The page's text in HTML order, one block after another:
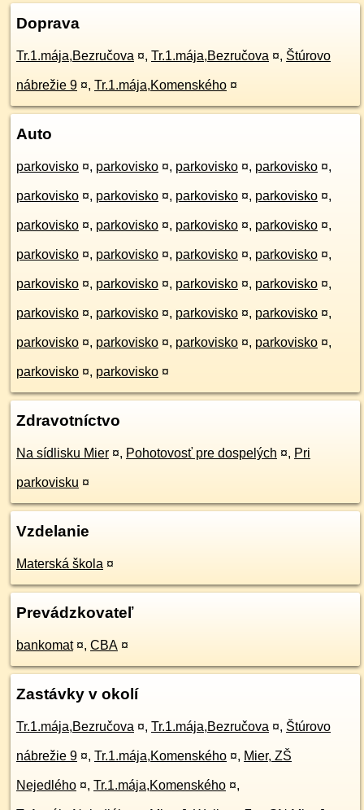
Doprava
Tr.1.mája,Bezručova ¤, Tr.1.mája,Bezručova ¤, Štúrovo
nábrežie 9 ¤, Tr.1.mája,Komenského ¤
Auto
parkovisko ¤, parkovisko ¤, parkovisko ¤, parkovisko ¤,
parkovisko ¤, parkovisko ¤, parkovisko ¤, parkovisko ¤,
parkovisko ¤, parkovisko ¤, parkovisko ¤, parkovisko ¤,
parkovisko ¤, parkovisko ¤, parkovisko ¤, parkovisko ¤,
parkovisko ¤, parkovisko ¤, parkovisko ¤, parkovisko ¤,
parkovisko ¤, parkovisko ¤, parkovisko ¤, parkovisko ¤,
parkovisko ¤, parkovisko ¤, parkovisko ¤, parkovisko ¤,
parkovisko ¤, parkovisko ¤
Zdravotníctvo
Na sídlisku Mier ¤, Pohotovosť pre dospelých ¤, Pri
parkovisku ¤
Vzdelanie
Materská škola ¤
Prevádzkovateľ
bankomat ¤, CBA ¤
Zastávky v okolí
Tr.1.mája,Bezručova ¤, Tr.1.mája,Bezručova ¤, Štúrovo
nábrežie 9 ¤, Tr.1.mája,Komenského ¤, Mier, ZŠ
Nejedlého ¤, Tr.1.mája,Komenského ¤,